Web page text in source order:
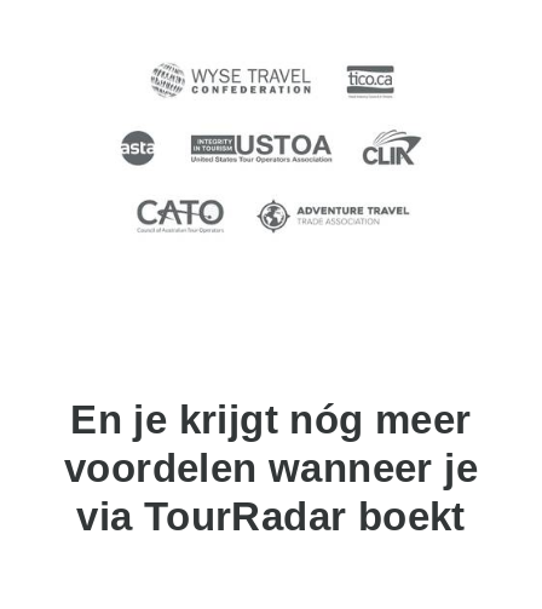
En je krijgt nóg meer
voordelen wanneer je
via TourRadar boekt